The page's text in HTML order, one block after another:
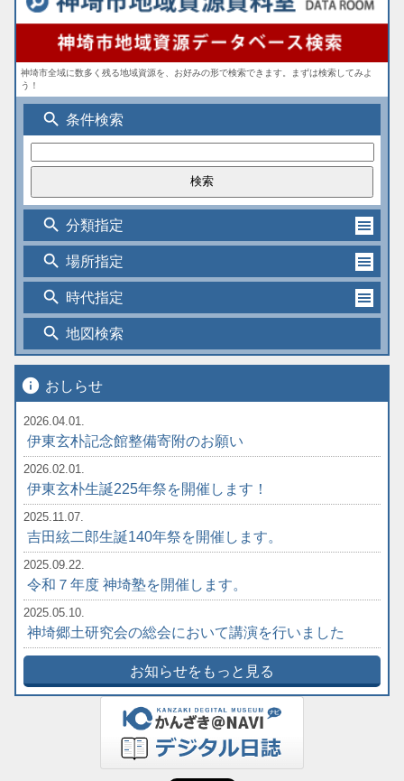
神埼市全域に数多く残る地域資源を、お好みの形で検索できます。まずは検索してみよ
う！
search 条件検索
search 分類指定
search 場所指定
search 時代指定
search 地図検索
info おしらせ
2026.04.01.
伊東玄朴記念館整備寄附のお願い
2026.02.01.
伊東玄朴生誕225年祭を開催します！
2025.11.07.
吉田絃二郎生誕140年祭を開催します。
2025.09.22.
令和７年度 神埼塾を開催します。
2025.05.10.
神埼郷土研究会の総会において講演を行いました
お知らせをもっと見る